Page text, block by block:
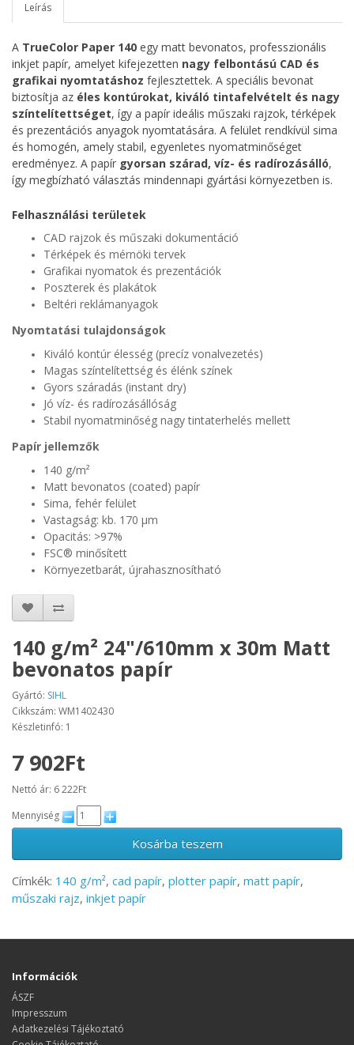
Leírás
A TrueColor Paper 140 egy matt bevonatos, professzionális
inkjet papír, amelyet kifejezetten nagy felbontású CAD és
grafikai nyomtatáshoz fejlesztettek. A speciális bevonat
biztosítja az éles kontúrokat, kiváló tintafelvételt és nagy
színtelítettséget, így a papír ideális műszaki rajzok, térképek
és prezentációs anyagok nyomtatására. A felület rendkívül sima
és homogén, amely stabil, egyenletes nyomatminőséget
eredményez. A papír gyorsan szárad, víz- és radírozásálló,
így megbízható választás mindennapi gyártási környezetben is.
Felhasználási területek
CAD rajzok és műszaki dokumentáció
Térképek és mérnöki tervek
Grafikai nyomatok és prezentációk
Poszterek és plakátok
Beltéri reklámanyagok
Nyomtatási tulajdonságok
Kiváló kontúr élesség (precíz vonalvezetés)
Magas színtelítettség és élénk színek
Gyors száradás (instant dry)
Jó víz- és radírozásállóság
Stabil nyomatminőség nagy tintaterhelés mellett
Papír jellemzők
140 g/m²
Matt bevonatos (coated) papír
Sima, fehér felület
Vastagság: kb. 170 µm
Opacitás: >97%
FSC® minősített
Környezetbarát, újrahasznosítható
140 g/m² 24"/610mm x 30m Matt
bevonatos papír
Gyártó: SIHL
Cikkszám: WM1402430
Készletinfó: 1
7 902Ft
Nettó ár: 6 222Ft
Mennyiség
Kosárba teszem
Címkék: 140 g/m², cad papír, plotter papír, matt papír,
műszaki rajz, inkjet papír
Információk
ÁSZF
Impresszum
Adatkezelési Tájékoztató